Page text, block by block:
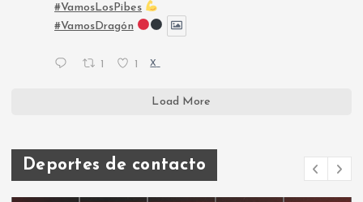
#VamosLosPibes
#VamosDragón
X
Load More
Deportes de contacto